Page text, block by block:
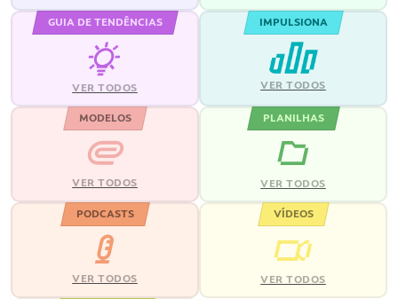
GUIA DE TENDÊNCIAS
VER TODOS
IMPULSIONA
VER TODOS
MODELOS
VER TODOS
PLANILHAS
VER TODOS
PODCASTS
VER TODOS
VÍDEOS
VER TODOS